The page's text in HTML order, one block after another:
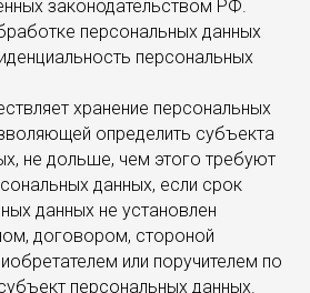
законодательством РФ.
персональных данных
персональных
хранение персональных
определить субъекта
не дольше, чем этого требуют
данных, если срок
данных не установлен
договором, стороной
или поручителем по
персональных данных.